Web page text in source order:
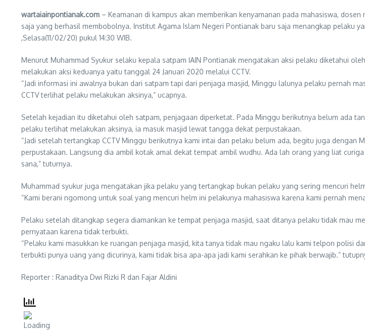
wartaiainpontianak.com – Keamanan di kampus akan memberikan kenyamanan pada mahasiswa,
saja yang berhasil membobolnya. Institut Agama Islam Negeri Pontianak baru saja menangkap pelaku
,Selasa(11/02/20) pukul 14:30 WIB.
Menurut Muhammad Syukur selaku kepala satpam IAIN Pontianak mengatakan aksi pelaku diketahui
melakukan aksi keduanya yaitu tanggal 24 Januari 2020 melalui CCTV.
“Jadi informasi ini awalnya bukan dari satpam tapi dari penjaga masjid, Minggu lalunya pelaku pernah
CCTV terlihat pelaku melakukan aksinya,” ucapnya.
Setelah kejadian itu diketahui oleh satpam, penjagaan diperketat. Pada Minggu berikutnya belum ada
pelaku terlihat melakukan aksinya, ia masuk masjid lewat tangga dekat perpustakaan.
“Jadi setelah tertangkap CCTV Minggu berikutnya kami intai dan pelaku belum ada, begitu juga
perpustakaan. Langsung dia ambil kotak amal dekat tempat ambil wudhu. Ada lah orang yang liat
sana,” tuturnya.
Muhammad syukur juga mengatakan jika pelaku yang tertangkap bukan pelaku yang sering mencuri
“Kami berani ngomong untuk soal yang mencuri helm ini pelakunya mahasiswa karena kami pernah
Pelaku setelah ditangkap segera diamankan ke tempat penjaga masjid, saat ditanya pelaku tidak mau
pernyataan karena tidak terbukti.
“Pelaku kami masukkan ke ruangan penjaga masjid, kita tanya tidak mau ngaku lalu kami telpon polisi
terbukti punya uang yang dicurinya, kami tidak bisa apa-apa jadi kami serahkan ke pihak berwajib.”
Reporter : Ranaditya Dwi Rizki R dan Fajar Aldini